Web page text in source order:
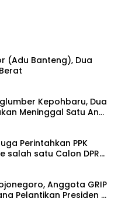
(Adu Banteng), Dua
Kepohbaru, Dua
Meninggal Satu Anak
Perintahkan PPK
salah satu Calon DPRD
Anggota GRIP
Pelantikan Presiden di